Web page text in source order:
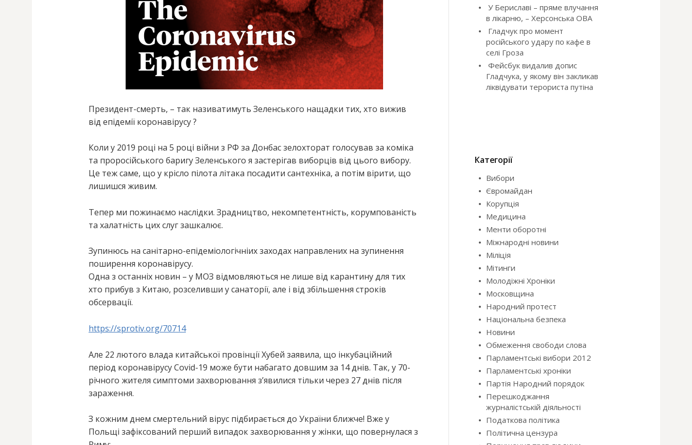
Президент-смерть, – так називатимуть Зеленського нащадки тих, хто вижив
від епідемії коронавірусу ?
Коли у 2019 році на 5 році війни з РФ за Донбас зелохторат голосував за коміка
та проросійського баригу Зеленського я застерігав виборців від цього вибору.
Це теж саме, що у крісло пілота літака посадити сантехніка, а потім вірити, що
лишишся живим.
Тепер ми пожинаємо наслідки. Зрадництво, некомпетентність, корумпованість
та халатність цих слуг зашкалює.
Зупинюсь на санітарно-епідеміологічніих заходах направлених на зупинення
поширення коронавірусу.
Одна з останніх новин – у МОЗ відмовляються не лише від карантину для тих
хто прибув з Китаю, розселивши у санаторії, але і від збільшення строків
обсервації.
https://sprotiv.org/70714
Але 22 лютого влада китайської провінції Хубей заявила, що інкубаційний
період коронавірусу Covid-19 може бути набагато довшим за 14 днів. Так, у 70-
річного жителя симптоми захворювання з’явилися тільки через 27 днів після
зараження.
З кожним днем смертельний вірус підбирається до України ближче! Вже у
Польщі зафіксований перший випадок захворювання у жінки, що повернулася з
У Бериславі – пряме влучання
в лікарню, – Херсонська ОВА
Гладчук про момент
російського удару по кафе в
селі Гроза
Фейсбук видалив допис
Гладчука, у якому він закликав
ліквідувати терориста путіна
Категорії
Вибори
Євромайдан
Корупція
Медицина
Менти оборотні
Міжнародні новини
Міліція
Мітинги
Молодіжні Хроніки
Московщина
Народний протест
Національна безпека
Новини
Обмеження свободи слова
Парламентські вибори 2012
Парламентські хроніки
Партія Народний порядок
Перешкоджання
журналістській діяльності
Податкова політика
Політична цензура